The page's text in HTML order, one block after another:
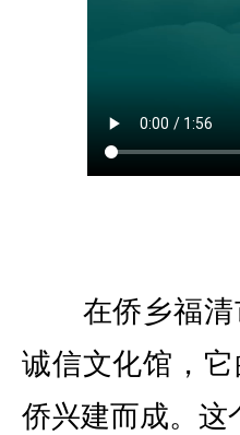
在侨乡福清
诚信文化馆，
侨兴建而成。这